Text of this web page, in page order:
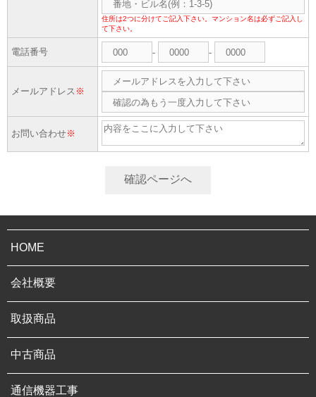
住所は2つに分けてご記入下さい。マンション名は必ずご記入し
て下さい。
電話番号 - -
メールアドレス ※
お問い合わせ※
確認ページへ
HOME
会社概要
取扱商品
中古商品
通信機器工事